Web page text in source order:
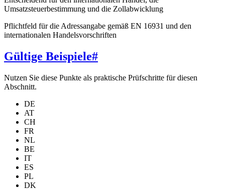
Umsatzsteuerbestimmung und die Zollabwicklung
Pflichtfeld für die Adressangabe gemäß EN 16931 und den
internationalen Handelsvorschriften
Gültige Beispiele#
Nutzen Sie diese Punkte als praktische Prüfschritte für diesen
Abschnitt.
DE
AT
CH
FR
NL
BE
IT
ES
PL
DK